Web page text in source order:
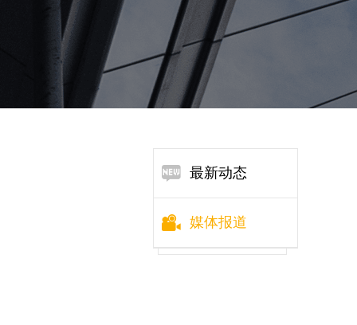
最新动态
媒体报道